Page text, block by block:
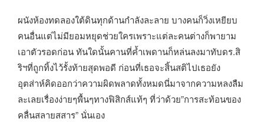
ผนังห้องทดลองใต้ดินทุกด้านกำลังละลาย บางคนก็วิ่งเหยียบ
คนอื่นแต่ไม่มียอมหยุดช่วยใครเพราะแต่ละคนต่างก็พายาม
เอาตัวรอดก่อน ทันใดนั้นคานที่ค้ำเพดานก็หล่นลงมาทับดร.สิ
ริฯที่ถูกทิ้งไว้รั้งท้ายสุดพอดี ก่อนที่เธอจะสิ้นสติไปเธอยัง
อุตส่าห์คิดออกว่าความผิดพลาดทั้งหมดนี่มาจากความหลงลืม
ละเลยเรื่องง่ายๆพื้นๆทางฟิสิกส์แท้ๆ ที่ว่าด้วย”การสะท้อนของ
คลื่นสลายสสาร” นั่นเอง